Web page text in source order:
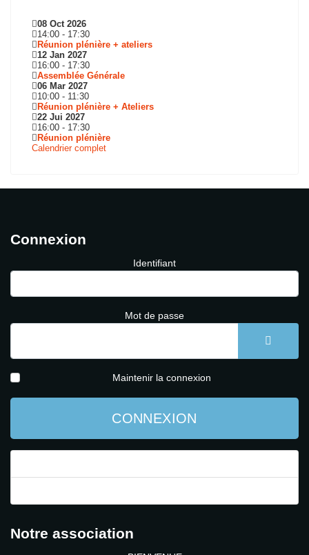
08 Oct 2026
14:00 - 17:30
Réunion plénière + ateliers
12 Jan 2027
16:00 - 17:30
Assemblée Générale
06 Mar 2027
10:00 - 11:30
Réunion plénière + Ateliers
22 Jui 2027
16:00 - 17:30
Réunion plénière
Calendrier complet
Connexion
Identifiant
Mot de passe
Maintenir la connexion
CONNEXION
Notre association